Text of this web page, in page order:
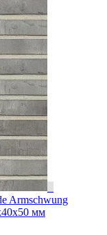
Armschwung
мм